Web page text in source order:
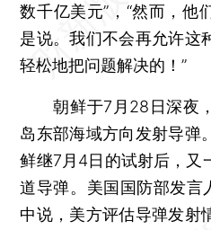
数千亿美元”，“然而，他
是说。我们不会再允许这
轻松地把问题解决的！”
朝鲜于7月28日深夜，
岛东部海域方向发射导弹
鲜继7月4日的试射后，又
道导弹。美国国防部发言
中说，美方评估导弹发射